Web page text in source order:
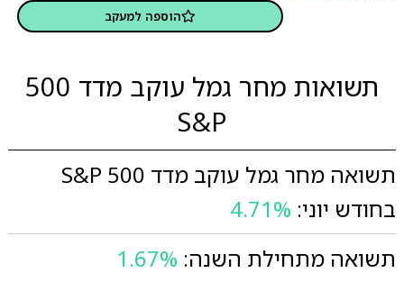
הוספה למעקב
תשואות מחר גמל עוקב מדד 500
S&P
תשואה מחר גמל עוקב מדד 500 S&P
בחודש יוני: 4.71%
תשואה מתחילת השנה: 1.67%